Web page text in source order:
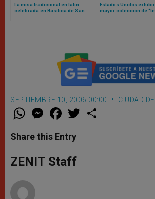
La misa tradicional en latín
celebrada en Basílica de San
Estados Unidos
mayor colección de
SEPTIEMBRE 10, 2006 00:00 CIUDAD
W
t
s
p
p
M
e
s
e
g
e
F
a
e
b
o
k
w
Share this Entry
ZENIT Staff